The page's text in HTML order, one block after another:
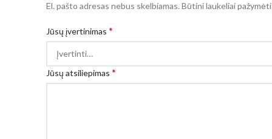
El. pašto adresas nebus skelbiamas.Būtini laukeliai
Jūsų įvertinimas *
Jūsų atsiliepimas *